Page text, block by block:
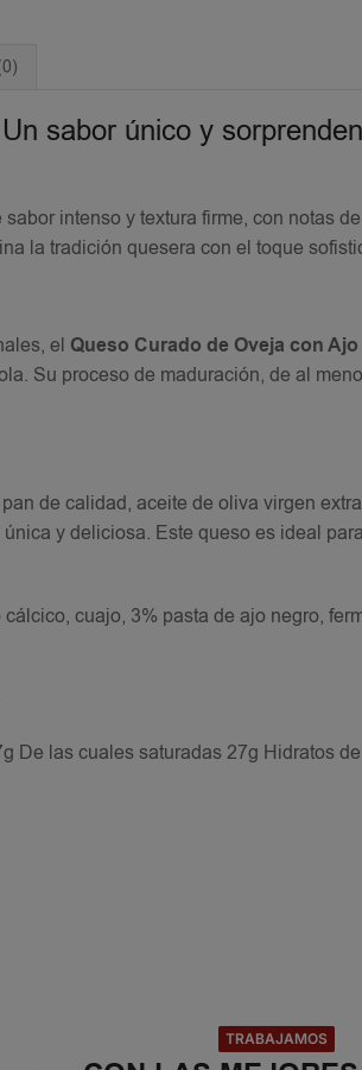
sabor único y
intenso y textura firme, con notas
la tradición quesera con el toque
el Queso Curado de Oveja con
Su proceso de maduración, de al
de calidad, aceite de oliva virgen
y deliciosa. Este queso es ideal
cuajo, 3% pasta de ajo negro,
De las cuales saturadas 27g Hidratos
TRABAJAMOS